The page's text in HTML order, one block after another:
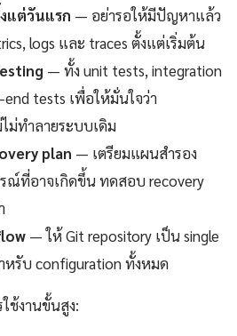
แต่วันแรก — อย่ารอให้มีปัญหาแล้ว
logs และ traces ตั้งแต่เริ่มต้น
— ทั้ง unit tests, integration
tests เพื่อให้มั่นใจว่า
ม่ทำลายระบบเดิม
plan — เตรียมแผนสำรอง
ณ์ที่อาจเกิดขึ้น ทดสอบ recovery
— ให้ Git repository เป็น single
หรับ configuration ทั้งหมด
ช้งานขั้นสูง: